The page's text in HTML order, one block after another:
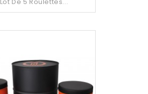
Lot De 5 Roulettes...